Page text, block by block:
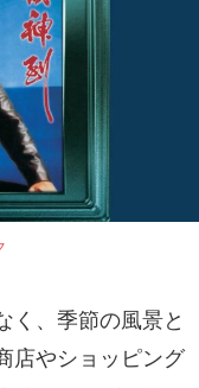
く、季節の風景と
店やショッピング